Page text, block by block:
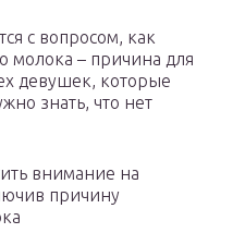
с вопросом, как
молока – причина для
девушек, которые
знать, что нет
внимание на
причину